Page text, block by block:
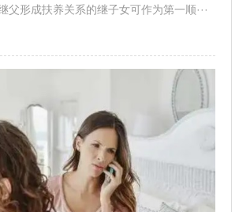
父形成扶养关系的继子女可作为第一顺···